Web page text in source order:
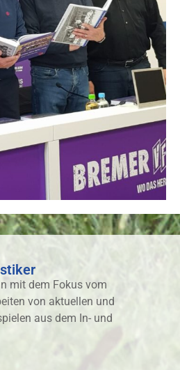
mit dem Fokus vom
von aktuellen und
aus dem In- und